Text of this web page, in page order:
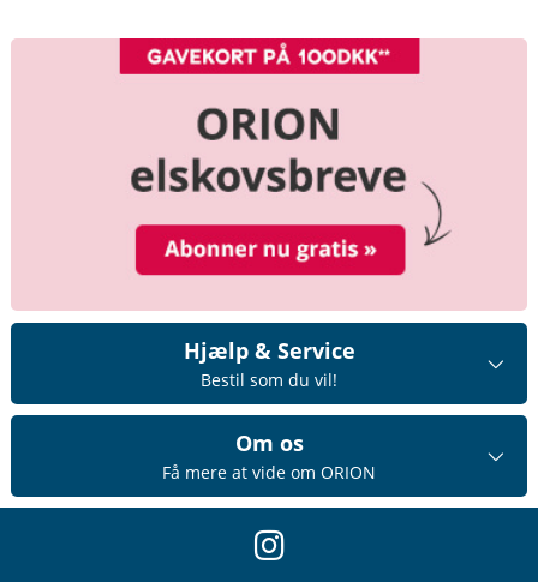
Hjælp & Service
Bestil som du vil!
Om os
Få mere at vide om ORION
instagram